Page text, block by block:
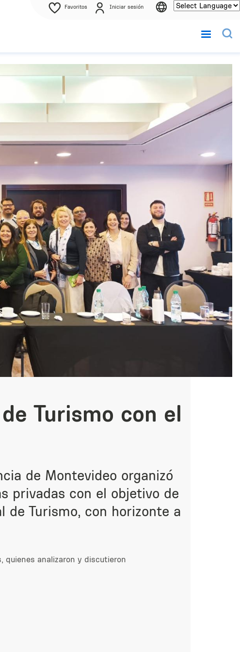
Favoritos Iniciar sesión
Turismo con el
de Montevideo organizó
privadas con el objetivo de
de Turismo, con horizonte a
quienes analizaron y discutieron